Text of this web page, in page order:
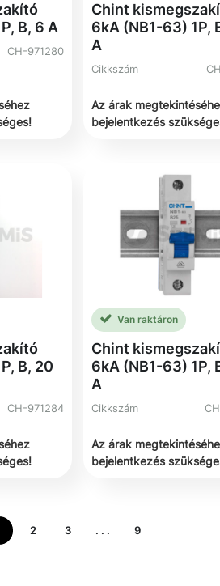
B, 6 A
CH-971280
Chint
6kA (NB1-63) 1P,
A
Cikkszám
Az árak
bejelentkezés
B, 20
CH-971284
Van raktáron
Chint
6kA (NB1-63) 1P,
A
Cikkszám
Az árak
bejelentkezés
2 3 . . . 9